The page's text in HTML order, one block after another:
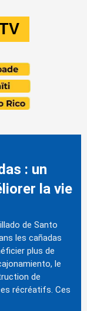
: un
la vie
de Santo
les cañadas
plus de
le
de
récréatifs. Ces